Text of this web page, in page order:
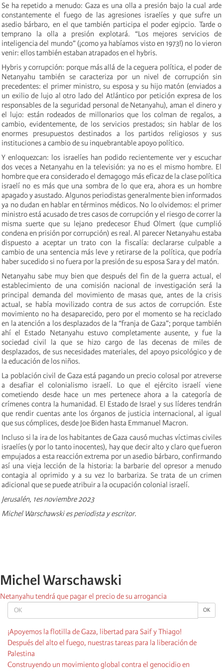
OK OK
¡Apoyemos la flotilla de Gaza, libertad para Saif y Thiago!
Después del alto el fuego, nuestras tareas para la liberación de
Palestina
Construyendo un movimiento global contra el genocidio en
Se ha repetido a menudo: Gaza es una olla a presión bajo la cual arde
constantemente el fuego de las agresiones israelíes y que sufre un
asedio bárbaro, en el que también participa el poder egipcio. Tarde o
temprano la olla a presión explotará. “Los mejores servicios de
inteligencia del mundo” (¡como ya habíamos visto en 1973!) no lo vieron
venir: ellos también estaban atrapados en el hybris.
Hybris y corrupción: porque más allá de la ceguera política, el poder de
Netanyahu también se caracteriza por un nivel de corrupción sin
precedentes: el primer ministro, su esposa y su hijo matón (enviados a
un exilio de lujo al otro lado del Atlántico por petición expresa de los
responsables de la seguridad personal de Netanyahu), aman el dinero y
el lujo: están rodeados de millonarios que los colman de regalos, a
cambio, evidentemente, de los servicios prestados; sin hablar de los
enormes presupuestos destinados a los partidos religiosos y sus
instituciones a cambio de su inquebrantable apoyo político.
Y enloquezcan: los israelíes han podido recientemente ver y escuchar
dos veces a Netanyahu en la televisión: ya no es el mismo hombre. El
hombre que era considerado el demagogo más eficaz de la clase política
israelí no es más que una sombra de lo que era, ahora es un hombre
apagado y asustado. Algunos periodistas generalmente bien informados
ya no dudan en hablar en términos médicos. No lo olvidemos: el primer
ministro está acusado de tres casos de corrupción y el riesgo de correr la
misma suerte que su lejano predecesor Ehud Olmert (que cumplió
condena en prisión por corrupción) es real. Al parecer Netanyahu estaba
dispuesto a aceptar un trato con la fiscalía: declararse culpable a
cambio de una sentencia más leve y retirarse de la política, que podría
haber sucedido si no fuera por la presión de su esposa Sara y del matón.
Netanyahu sabe muy bien que después del fin de la guerra actual, el
establecimiento de una comisión nacional de investigación será la
principal demanda del movimiento de masas que, antes de la crisis
actual, se había movilizado contra de sus actos de corrupción. Este
movimiento no ha desaparecido, pero por el momento se ha reciclado
en la atención a los desplazados de la “franja de Gaza”; porque también
ahí el Estado Netanyahu estuvo completamente ausente, y fue la
sociedad civil la que se hizo cargo de las decenas de miles de
desplazados, de sus necesidades materiales, del apoyo psicológico y de
la educación de los niños.
La población civil de Gaza está pagando un precio colosal por atreverse
a desafiar el colonialismo israelí. Lo que el ejército israelí viene
cometiendo desde hace un mes pertenece ahora a la categoría de
crímenes contra la humanidad. El Estado de Israel y sus líderes tendrán
que rendir cuentas ante los órganos de justicia internacional, al igual
que sus cómplices, desde Joe Biden hasta Emmanuel Macron.
Incluso si la ira de los habitantes de Gaza causó muchas víctimas civiles
israelíes (y por lo tanto inocentes), hay que decir alto y claro que fueron
empujados a esta reacción extrema por un asedio bárbaro, confirmando
así una vieja lección de la historia: la barbarie del opresor a menudo
contagia al oprimido y a su vez lo barbariza. Se trata de un crimen
adicional que se puede atribuir a la ocupación colonial israelí.
Jerusalén, 1es noviembre 2023
Michel Warschawski es periodista y escritor.
Michel Warschawski
Netanyahu tendrá que pagar el precio de su arrogancia